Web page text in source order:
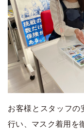
お客様とスタッフの
行い、マスク着用を